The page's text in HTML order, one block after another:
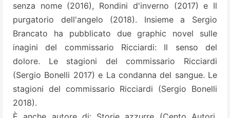
senza nome (2016), Rondini d'inverno (2017) e Il
purgatorio dell'angelo (2018). Insieme a Sergio
Brancato ha pubblicato due graphic novel sulle
inagini del commissario Ricciardi: Il senso del
dolore. Le stagioni del commissario Ricciardi
(Sergio Bonelli 2017) e La condanna del sangue. Le
stagioni del commissario Ricciardi (Sergio Bonelli
2018).